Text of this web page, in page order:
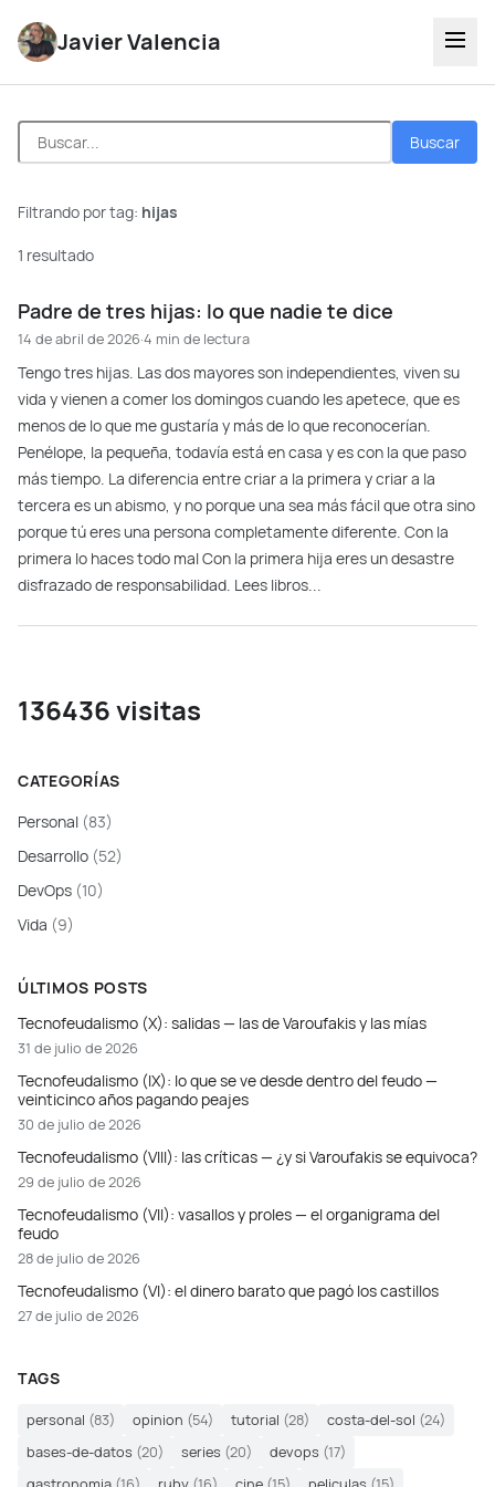
Javier Valencia
Buscar
Filtrando por tag: hijas
1 resultado
Padre de tres hijas: lo que nadie te dice
14 de abril de 2026·4 min de lectura
Tengo tres hijas. Las dos mayores son independientes, viven su
vida y vienen a comer los domingos cuando les apetece, que es
menos de lo que me gustaría y más de lo que reconocerían.
Penélope, la pequeña, todavía está en casa y es con la que paso
más tiempo. La diferencia entre criar a la primera y criar a la
tercera es un abismo, y no porque una sea más fácil que otra sino
porque tú eres una persona completamente diferente. Con la
primera lo haces todo mal Con la primera hija eres un desastre
disfrazado de responsabilidad. Lees libros...
136436 visitas
CATEGORÍAS
Personal (83)
Desarrollo (52)
DevOps (10)
Vida (9)
ÚLTIMOS POSTS
Tecnofeudalismo (X): salidas — las de Varoufakis y las mías
31 de julio de 2026
Tecnofeudalismo (IX): lo que se ve desde dentro del feudo —
veinticinco años pagando peajes
30 de julio de 2026
Tecnofeudalismo (VIII): las críticas — ¿y si Varoufakis se equivoca?
29 de julio de 2026
Tecnofeudalismo (VII): vasallos y proles — el organigrama del
feudo
28 de julio de 2026
Tecnofeudalismo (VI): el dinero barato que pagó los castillos
27 de julio de 2026
TAGS
personal (83) opinion (54) tutorial (28) costa-del-sol (24)
bases-de-datos (20) series (20) devops (17)